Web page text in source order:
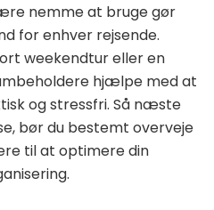
nemme at bruge gør
for enhver rejsende.
weekendtur eller en
hjælpe med at
og stressfri. Så næste
bør du bestemt overveje
til at optimere din